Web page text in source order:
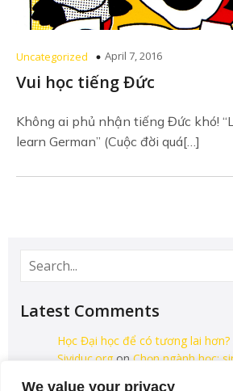
We value your privacy
Uncategorized April 7, 2016
Vui học tiếng Đức
Không ai phủ nhận tiếng Đức khó!
learn German” (Cuộc đời quá[…]
Latest Comments
Học Đại học để có tương lai hơn?
Sividuc.orgon Chọn ngành học: